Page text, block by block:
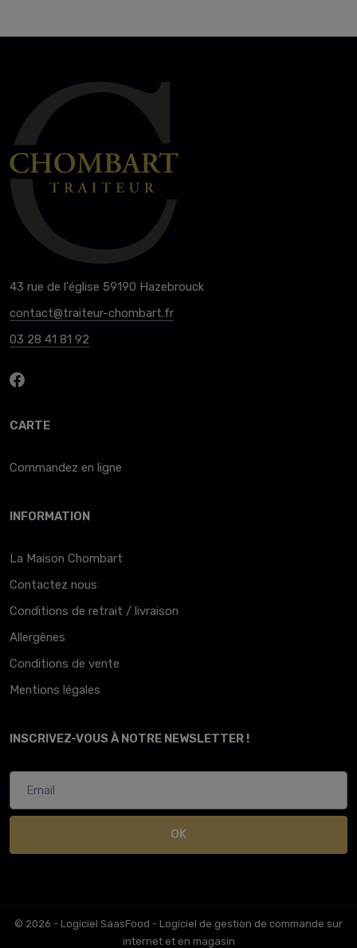
43 rue de l'église 59190 Hazebrouck
contact@traiteur-chombart.fr
03 28 41 81 92
CARTE
Commandez en ligne
INFORMATION
La Maison Chombart
Contactez nous
Conditions de retrait / livraison
Allergènes
Conditions de vente
Mentions légales
INSCRIVEZ-VOUS À NOTRE NEWSLETTER !
OK
© 2026 - Logiciel SaasFood - Logiciel de gestion de commande sur
internet et en magasin